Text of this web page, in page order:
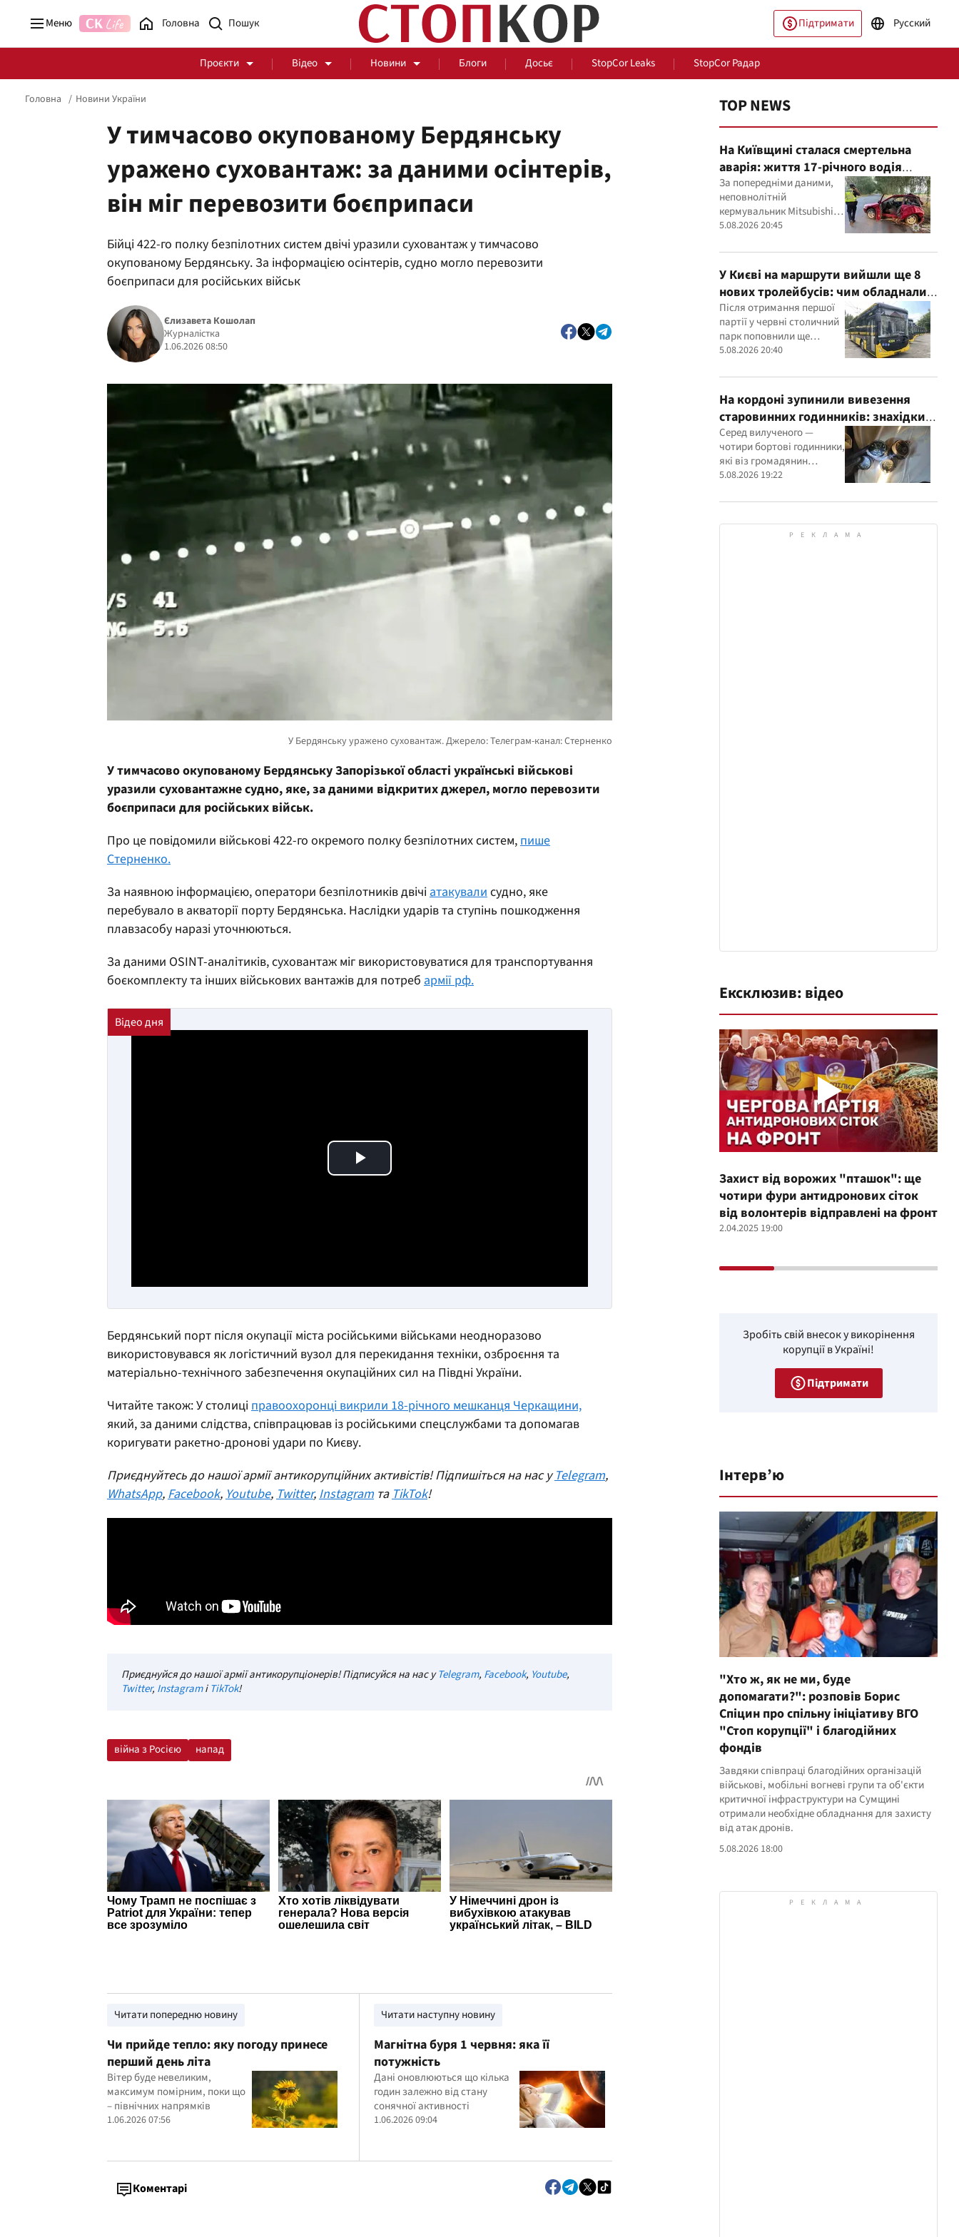
Меню Головна Підтримати Русский
Проєкти Відео Новини Блоги Досьє StopCor Leaks StopCor Радар
Стоп Політичній Корупції Чесні закупівлі За парканом
Здоров'я
Головна Новини України
У тимчасово окупованому Бердянську
уражено суховантаж: за даними осінтерів,
він міг перевозити боєприпаси
Бійці 422-го полку безпілотних систем двічі уразили суховантаж у тимчасово
окупованому Бердянську. За інформацією осінтерів, судно могло перевозити
боєприпаси для російських військ
Єлизавета Кошолап
Журналістка
1.06.2026 08:50
У тимчасово окупованому Бердянську Запорізької області українські військові
уразили суховантажне судно, яке, за даними відкритих джерел, могло перевозити
боєприпаси для російських військ.
Про це повідомили військові 422-го окремого полку безпілотних систем, пише
Стерненко.
За наявною інформацією, оператори безпілотників двічі атакували судно, яке
перебувало в акваторії порту Бердянська. Наслідки ударів та ступінь пошкодження
плавзасобу наразі уточнюються.
За даними OSINT-аналітиків, суховантаж міг використовуватися для транспортування
боєкомплекту та інших військових вантажів для потреб армії рф.
Play Video
Бердянський порт після окупації міста російськими військами неодноразово
використовувався як логістичний вузол для перекидання техніки, озброєння та
матеріально-технічного забезпечення окупаційних сил на Півдні України.
Читайте також: У столиці правоохоронці викрили 18-річного мешканця Черкащини,
який, за даними слідства, співпрацював із російськими спецслужбами та допомагав
коригувати ракетно-дронові удари по Києву.
Приєднуйтесь до нашої армії антикорупційних активістів! Підпишіться на нас у Telegram,
WhatsApp, Facebook, Youtube, Twitter, Instagram та TikTok!
Приєднуйся до нашої армії антикорупціонерів! Підписуйся на нас уTelegram, Facebook, Youtube,
Twitter, InstagramіTikTok!
війна з Росією напад
Читати попередню новину
Чи прийде тепло: яку погоду принесе
перший день літа
Вітер буде невеликим,
максимум помірним, поки що
– північних напрямків
1.06.2026 07:56
Читати наступну новину
Магнітна буря 1 червня: яка її
потужність
Дані оновлюються що кілька
годин залежно від стану
сонячної активності
1.06.2026 09:04
Коментарі
TOP NEWS
На Київщині сталася смертельна
аварія: життя 17-річного водія
врятувати не вдалося
За попередніми даними,
неповнолітній
кермувальник Mitsubishi
не впорався з
автомобіль врізався у
дерево
5.08.2026 20:45
У Києві на маршрути вийшли ще 8
нових тролейбусів: чим обладнали
транспорт
Після отримання першої
партії у червні столичний
парк поповнили ще
вісьмома сучасними
5.08.2026 20:40
На кордоні зупинили вивезення
старовинних годинників: знахідки
перевірять експерти
Серед вилученого —
чотири бортові годинники,
які віз громадянин
Франції, та настінний
століття, знайдений в
5.08.2026 19:22
Ексклюзив: відео
Захист від ворожих "пташок": ще
чотири фури антидронових сіток
від волонтерів відправлені на фронт
2.04.2025 19:00
Зробіть свій внесок у викорінення
корупції в Україні!
Підтримати
Інтерв’ю
"Хто ж, як не ми, буде
допомагати?": розповів Борис
Спіцин про спільну ініціативу ВГО
"Стоп корупції" і благодійних
фондів
Завдяки співпраці благодійних організацій
військові, мобільні вогневі групи та об'єкти
критичної інфраструктури на Сумщині
отримали необхідне обладнання для захисту
від атак дронів.
5.08.2026 18:00